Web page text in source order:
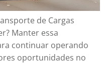
de Cargas
Manter essa
continuar operando
oportunidades no